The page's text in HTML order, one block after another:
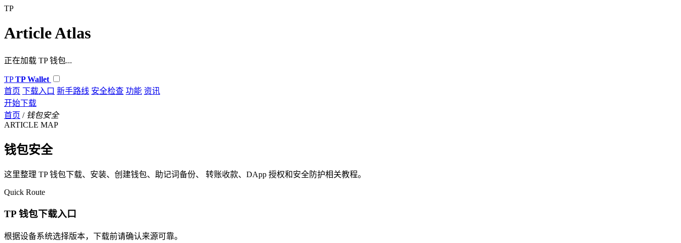
TP
Article Atlas
正在加载 TP 钱包...
TP TP Wallet
首页 下载入口 新手路线 安全检查 功能 资讯
开始下载
首页 / 钱包安全
ARTICLE MAP
钱包安全
这里整理 TP 钱包下载、安装、创建钱包、助记词备份、 转账收款、DApp 授权和安全防护相关教程。
Quick Route
TP 钱包下载入口
根据设备系统选择版本，下载前请确认来源可靠。